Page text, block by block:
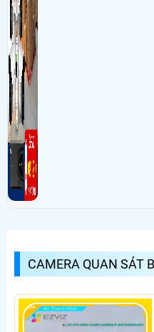
CAMERA QUAN SÁT